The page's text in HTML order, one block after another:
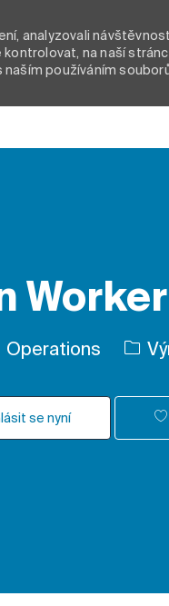
analyzovali
na naší
používáním
Operations
se nyní